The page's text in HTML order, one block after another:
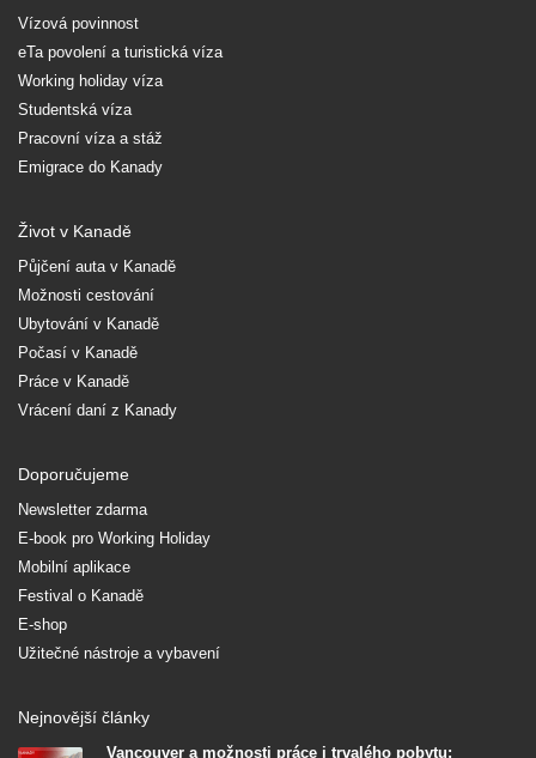
Vízová povinnost
eTa povolení a turistická víza
Working holiday víza
Studentská víza
Pracovní víza a stáž
Emigrace do Kanady
Život v Kanadě
Půjčení auta v Kanadě
Možnosti cestování
Ubytování v Kanadě
Počasí v Kanadě
Práce v Kanadě
Vrácení daní z Kanady
Doporučujeme
Newsletter zdarma
E-book pro Working Holiday
Mobilní aplikace
Festival o Kanadě
E-shop
Užitečné nástroje a vybavení
Nejnovější články
Vancouver a možnosti práce i trvalého pobytu: